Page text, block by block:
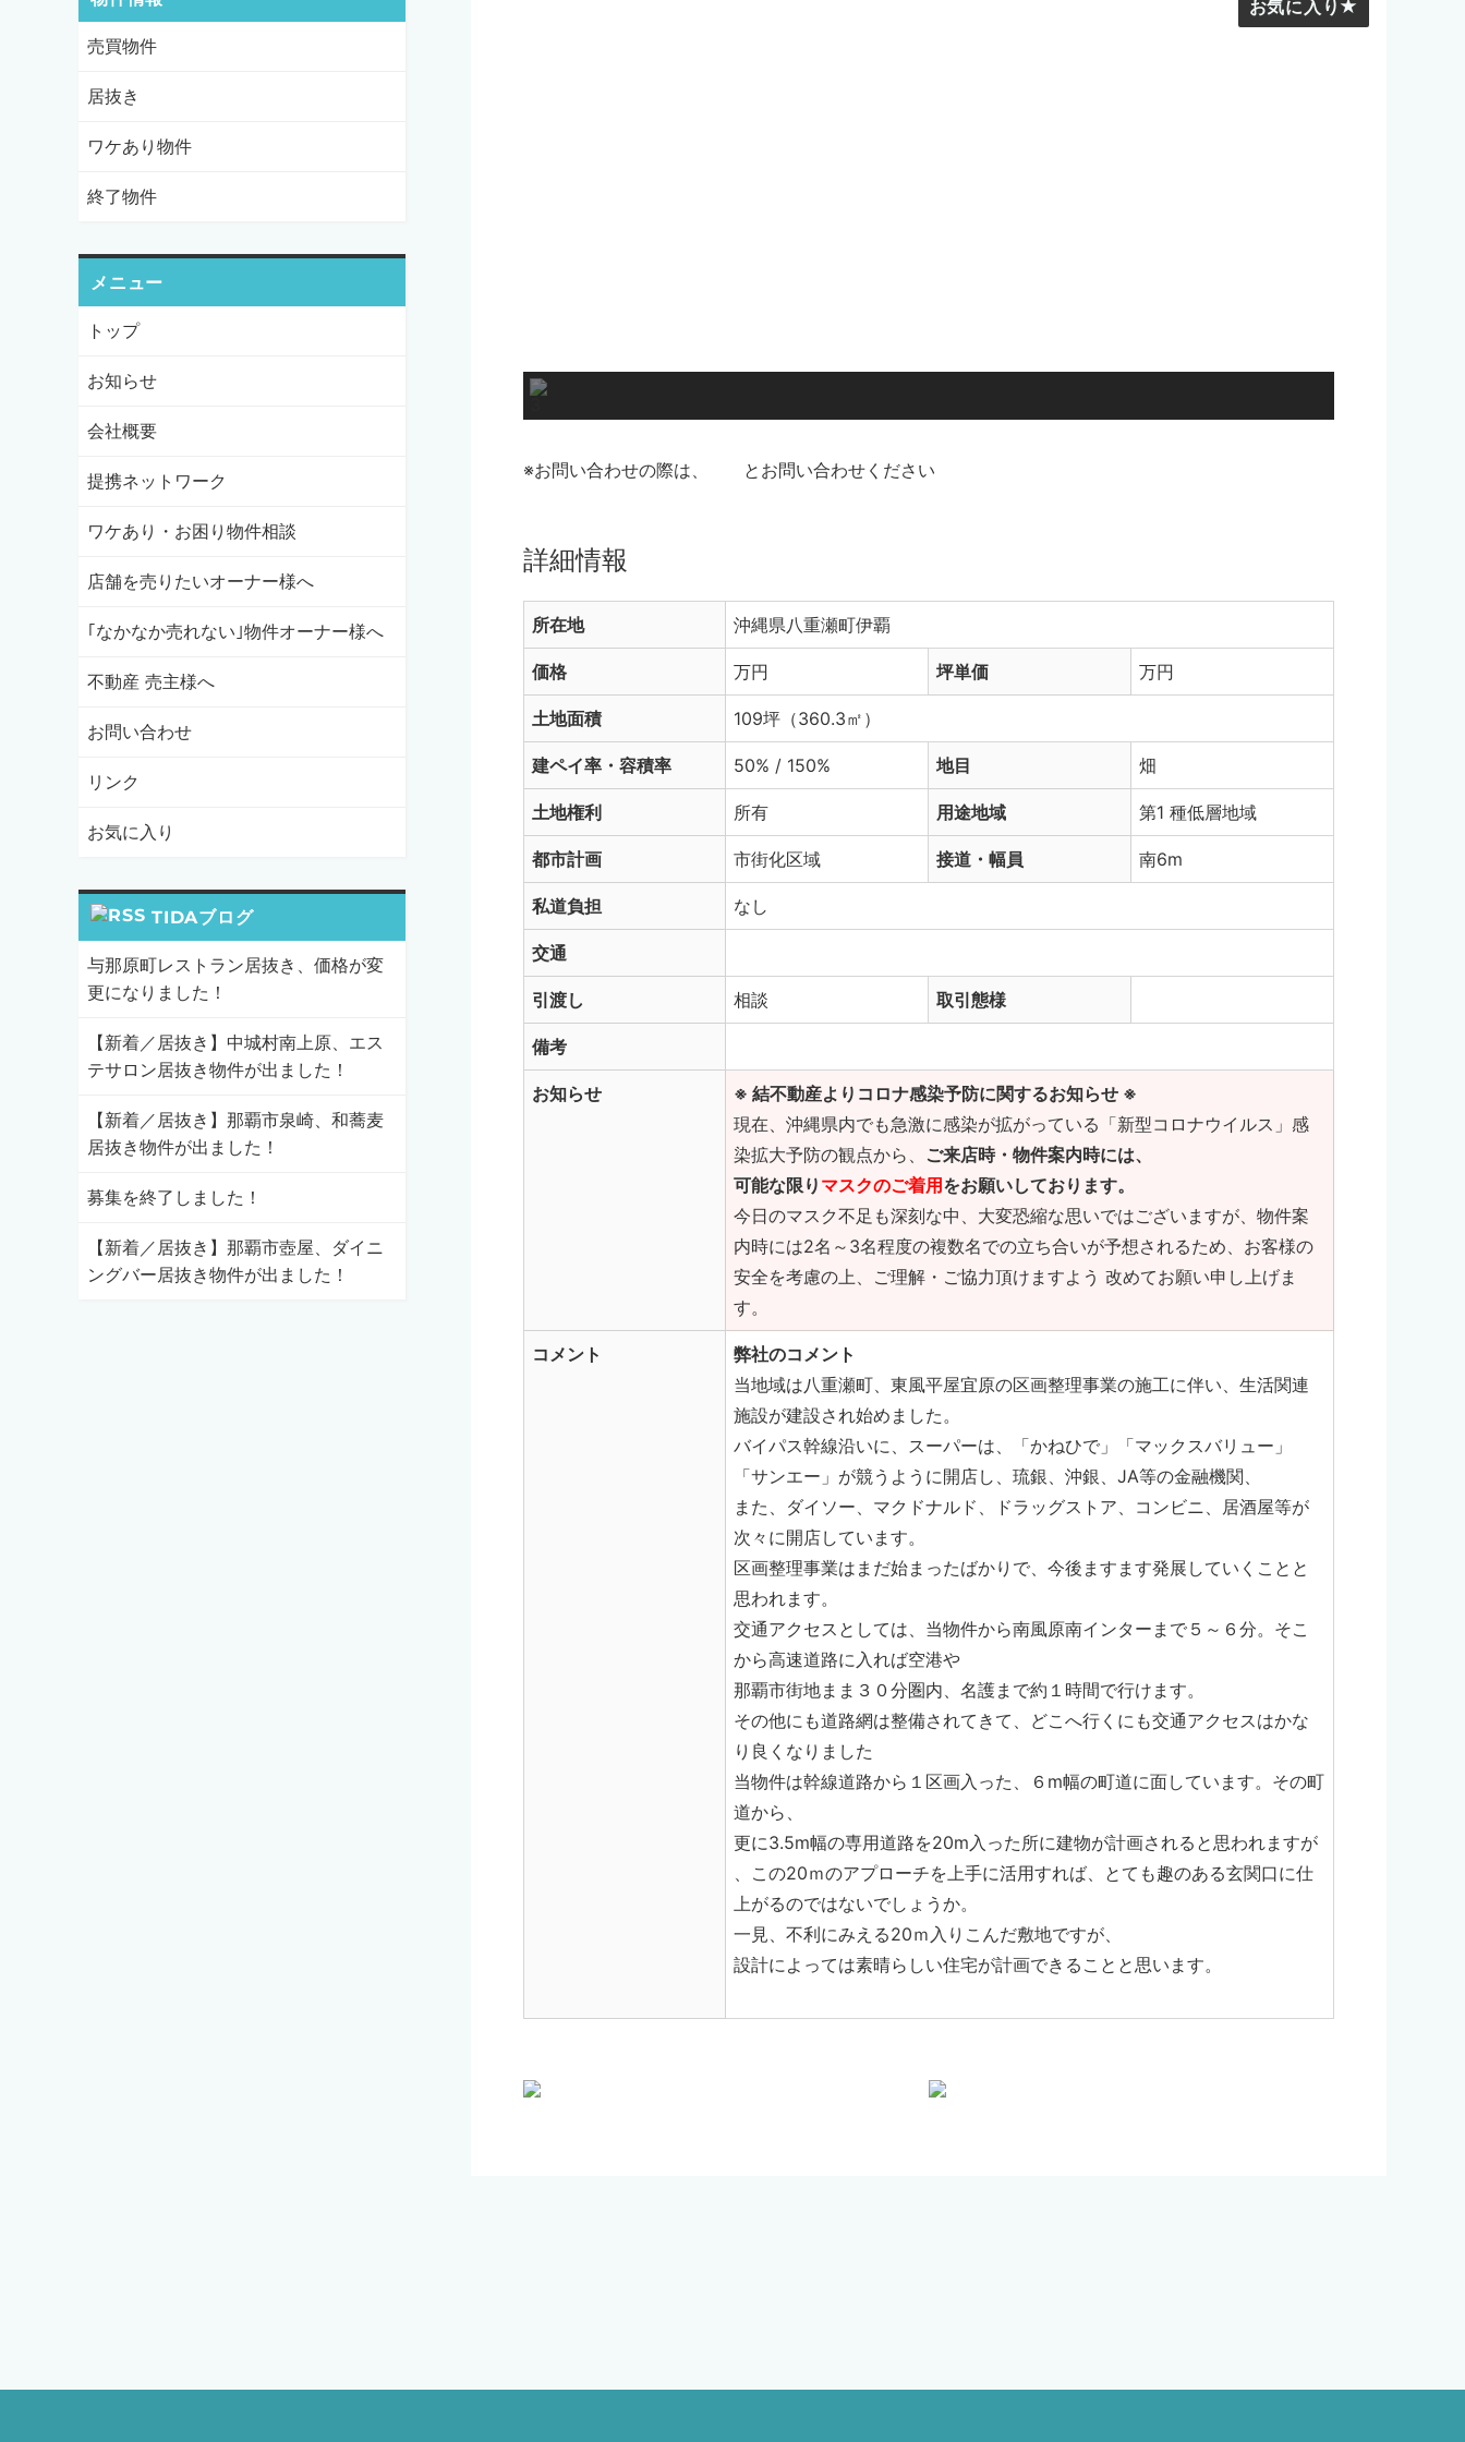
お気に入り
※お問い合わせの際は、 とお問い合わせください
詳細情報
所在地 沖縄県八重瀬町伊覇
価格 万円 坪単価 万円
土地面積 109坪（360.3㎡）
建ペイ率・容積率 50% / 150% 地目 畑
土地権利 所有 用途地域 第1 種低層地域
都市計画 市街化区域 接道・幅員 南6m
私道負担 なし
交通
引渡し 相談 取引態様
備考
お知らせ
※ 結不動産よりコロナ感染予防に関するお知らせ ※
現在、沖縄県内でも急激に感染が拡がっている「新型コロナウイルス」感
染拡大予防の観点から、 ご来店時・物件案内時には、
可能な限り マスクのご着用をお願いしております。
今日のマスク不足も深刻な中、大変恐縮な思いではございますが、物件案
内時には2名～3名程度の複数名での立ち合いが予想されるため、お客様の
安全を考慮の上、ご理解・ご協力頂けますよう 改めてお願い申し上げま
す。
コメント
弊社のコメント
当地域は八重瀬町、東風平屋宜原の区画整理事業の施工に伴い、生活関連
施設が建設され始めました。
バイパス幹線沿いに、スーパーは、「かねひで」「マックスバリュー」
「サンエー」が競うように開店し、琉銀、沖銀、JA等の金融機関、
また、ダイソー、マクドナルド、ドラッグストア、コンビニ、居酒屋等が
次々に開店しています。
区画整理事業はまだ始まったばかりで、今後ますます発展していくことと
思われます。
交通アクセスとしては、当物件から南風原南インターまで５～６分。そこ
から高速道路に入れば空港や
那覇市街地まま３０分圏内、名護まで約１時間で行けます。
その他にも道路網は整備されてきて、どこへ行くにも交通アクセスはかな
り良くなりました
当物件は幹線道路から１区画入った、６m幅の町道に面しています。その町
道から、
更に3.5m幅の専用道路を20m入った所に建物が計画されると思われますが
、この20ｍのアプローチを上手に活用すれば、とても趣のある玄関口に仕
上がるのではないでしょうか。
一見、不利にみえる20ｍ入りこんだ敷地ですが、
設計によっては素晴らしい住宅が計画できることと思います。
売買物件
居抜き
ワケあり物件
終了物件
メニュー
トップ
お知らせ
会社概要
提携ネットワーク
ワケあり・お困り物件相談
店舗を売りたいオーナー様へ
｢なかなか売れない｣物件オーナー様へ
不動産 売主様へ
お問い合わせ
リンク
お気に入り
TIDAブログ
与那原町レストラン居抜き、価格が変
更になりました！
【新着／居抜き】中城村南上原、エス
テサロン居抜き物件が出ました！
【新着／居抜き】那覇市泉崎、和蕎麦
居抜き物件が出ました！
募集を終了しました！
【新着／居抜き】那覇市壺屋、ダイニ
ングバー居抜き物件が出ました！